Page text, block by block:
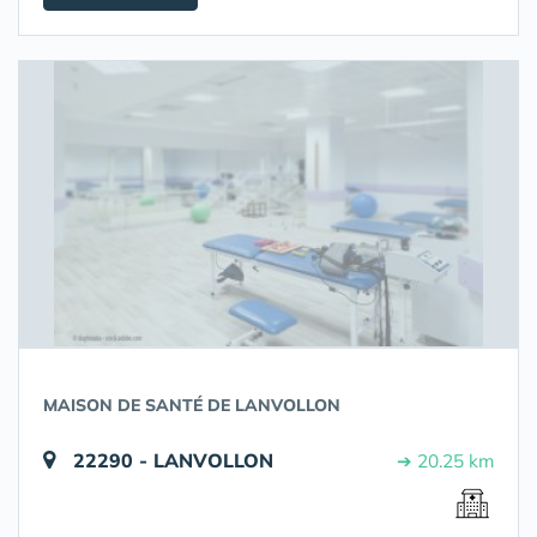
MAISON DE SANTÉ DE LANVOLLON
22290 - LANVOLLON ➔ 20.25 km